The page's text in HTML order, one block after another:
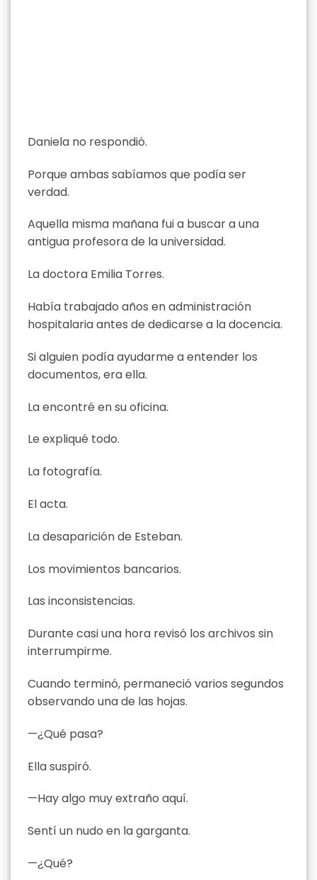
Daniela no respondió.
Porque ambas sabíamos que podía ser
verdad.
Aquella misma mañana fui a buscar a una
antigua profesora de la universidad.
La doctora Emilia Torres.
Había trabajado años en administración
hospitalaria antes de dedicarse a la docencia.
Si alguien podía ayudarme a entender los
documentos, era ella.
La encontré en su oficina.
Le expliqué todo.
La fotografía.
El acta.
La desaparición de Esteban.
Los movimientos bancarios.
Las inconsistencias.
Durante casi una hora revisó los archivos sin
interrumpirme.
Cuando terminó, permaneció varios segundos
observando una de las hojas.
—¿Qué pasa?
Ella suspiró.
—Hay algo muy extraño aquí.
Sentí un nudo en la garganta.
—¿Qué?